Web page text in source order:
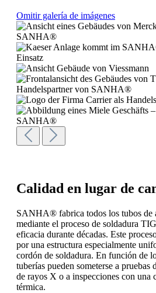
Omitir galería de imágenes
Calidad en lugar de
SANHA® fabrica todos los tubos de
mediante el proceso de soldadura
eficacia durante décadas. Este
por una estructura especialmente
cordón de soldadura. En función de
tuberías pueden someterse a pruebas
de rayos X o a inspecciones con una
térmica.